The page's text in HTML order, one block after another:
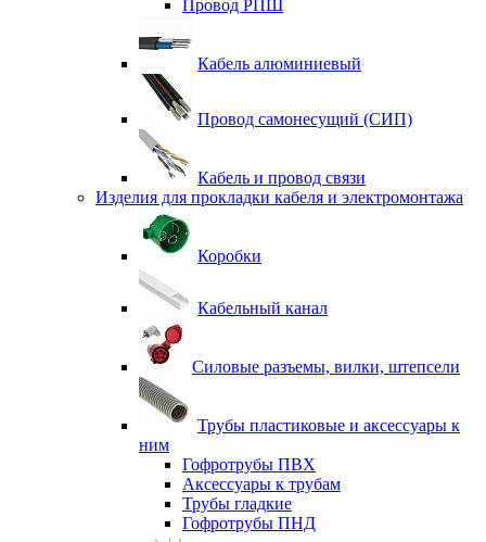
Провод РПШ
Кабель алюминиевый
Провод самонесущий (СИП)
Кабель и провод связи
Изделия для прокладки кабеля и электромонтажа
Коробки
Кабельный канал
Силовые разъемы, вилки, штепсели
Трубы пластиковые и аксессуары к
ним
Гофротрубы ПВХ
Аксессуары к трубам
Трубы гладкие
Гофротрубы ПНД